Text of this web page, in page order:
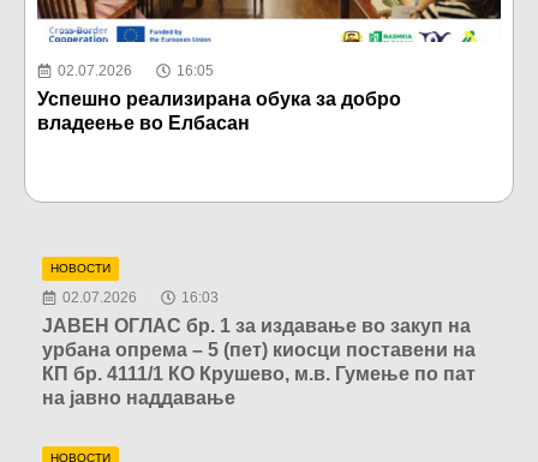
02.07.2026 16:05
Успешно реализирана обука за добро
владеење во Елбасан
НОВОСТИ
02.07.2026 16:03
ЈАВЕН ОГЛАС бр. 1 за издавање во закуп на
урбана опрема – 5 (пет) киосци поставени на
КП бр. 4111/1 КО Крушево, м.в. Гумење по пат
на јавно наддавање
НОВОСТИ